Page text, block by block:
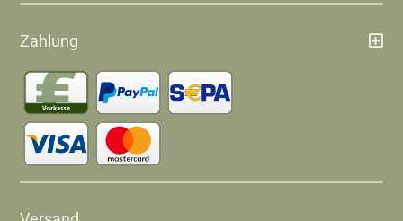
Zahlung